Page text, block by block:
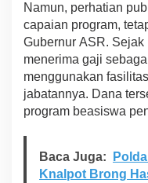
Namun, perhatian
capaian program,
Gubernur ASR.
menerima gaji
menggunakan
jabatannya. Dana
program beasiswa
Baca Juga:
Knalpot Brong